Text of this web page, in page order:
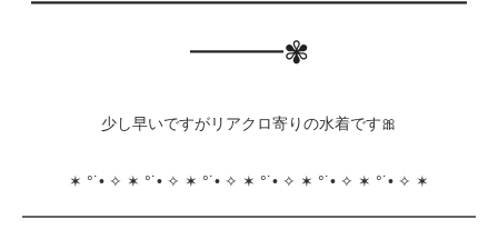
━━━✾
少し早いですがリアクロ寄りの水着です🎀
✶ °˙• ✧ ✶ °˙• ✧ ✶ °˙• ✧ ✶ °˙• ✧ ✶ °˙• ✧ ✶ °˙• ✧ ✶